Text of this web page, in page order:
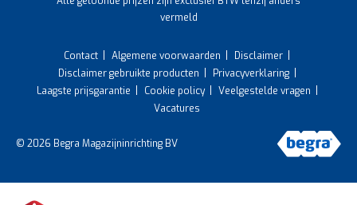
vermeld
Contact Algemene voorwaarden
Disclaimer
Disclaimer gebruikte producten
Privacyverklaring
Laagste prijsgarantie
Cookie policy
Veelgestelde vragen
Vacatures
© 2026 Begra Magazijninrichting BV